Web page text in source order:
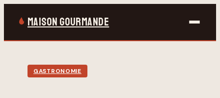
MAISON GOURMANDE
Bricolage
GASTRONOMIE